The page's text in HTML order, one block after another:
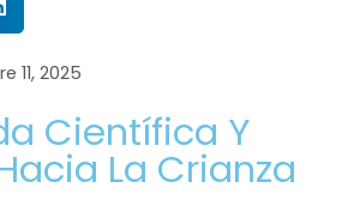
11, 2025
Científica Y
La Crianza